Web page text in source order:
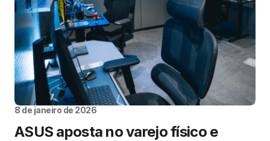
8 de janeiro de 2026
ASUS aposta no varejo físico e